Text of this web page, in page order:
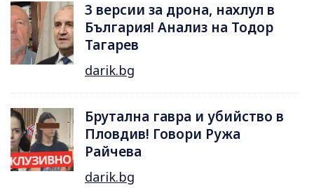
3 версии за дрона, нахлул в
България! Анализ на Тодор
Тагарев
darik.bg
Брутална гавра и убийство в
Пловдив! Говори Ружа
Райчева
darik.bg